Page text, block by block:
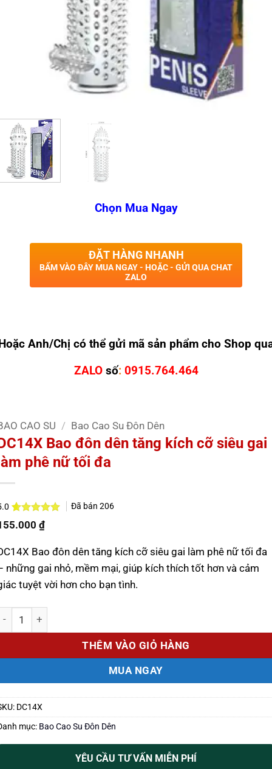
Chọn Mua Ngay
ĐẶT HÀNG NHANH
BẤM VÀO ĐÂY MUA NGAY - HOẶC - GỬI QUA CHAT
ZALO
Anh/Chị có thể gửi mã sản phẩm cho Shop
ZALO số: 0915.764.464
CAO SU / Bao Cao Su Đôn Dên
Bao đôn dên tăng kích cỡ siêu gai
phê nữ tối đa
5.0trên 5
dựa trên
2
Đã bán 206
₫
Bao đôn dên tăng kích cỡ siêu gai làm phê nữ tối đa
những gai nhỏ, mềm mại, giúp kích thích tốt hơn và cảm
tuyệt vời hơn cho bạn tình.
THÊM VÀO GIỎ HÀNG
MUA NGAY
DC14X
mục: Bao Cao Su Đôn Dên
YÊU CẦU TƯ VẤN MIỄN PHÍ